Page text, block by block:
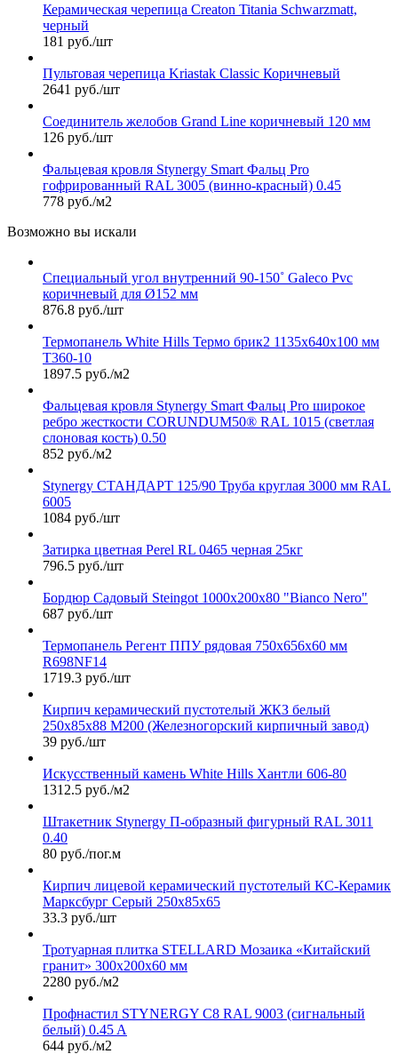
Керамическая черепица Сreaton Titania Schwarzmatt,
черный
181 руб./шт
Пультовая черепица Kriastak Classic Коричневый
2641 руб./шт
Соединитель желобов Grand Line коричневый 120 мм
126 руб./шт
Фальцевая кровля Stynergy Smart Фальц Pro
гофрированный RAL 3005 (винно-красный) 0.45
778 руб./м2
Возможно вы искали
Специальный угол внутренний 90-150˚ Galeco Pvc
коричневый для Ø152 мм
876.8 руб./шт
Термопанель White Hills Термо брик2 1135х640х100 мм
Т360-10
1897.5 руб./м2
Фальцевая кровля Stynergy Smart Фальц Pro широкое
ребро жесткости CORUNDUM50® RAL 1015 (светлая
слоновая кость) 0.50
852 руб./м2
Stynergy СТАНДАРТ 125/90 Труба круглая 3000 мм RAL
6005
1084 руб./шт
Затирка цветная Perel RL 0465 черная 25кг
796.5 руб./шт
Бордюр Садовый Steingot 1000х200х80 "Bianco Nero"
687 руб./шт
Термопанель Регент ППУ рядовая 750х656х60 мм
R698NF14
1719.3 руб./шт
Кирпич керамический пустотелый ЖКЗ белый
250х85х88 М200 (Железногорский кирпичный завод)
39 руб./шт
Искусственный камень White Hills Хантли 606-80
1312.5 руб./м2
Штакетник Stynergy П-образный фигурный RAL 3011
0.40
80 руб./пог.м
Кирпич лицевой керамический пустотелый КС-Керамик
Марксбург Серый 250х85х65
33.3 руб./шт
Тротуарная плитка STELLARD Мозаика «Китайский
гранит» 300х200х60 мм
2280 руб./м2
Профнастил STYNERGY С8 RAL 9003 (сигнальный
белый) 0.45 A
644 руб./м2